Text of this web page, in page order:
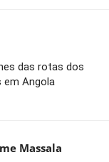
das rotas dos
em Angola
Massala